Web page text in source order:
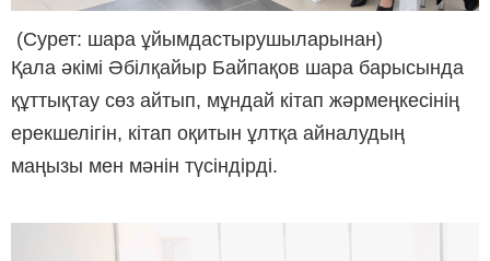
(Сурет: шара ұйымдастырушыларынан)
Қала әкімі Әбілқайыр Байпақов шара барысында
құттықтау сөз айтып, мұндай кітап жәрмеңкесінің
ерекшелігін, кітап оқитын ұлтқа айналудың
маңызы мен мәнін түсіндірді.